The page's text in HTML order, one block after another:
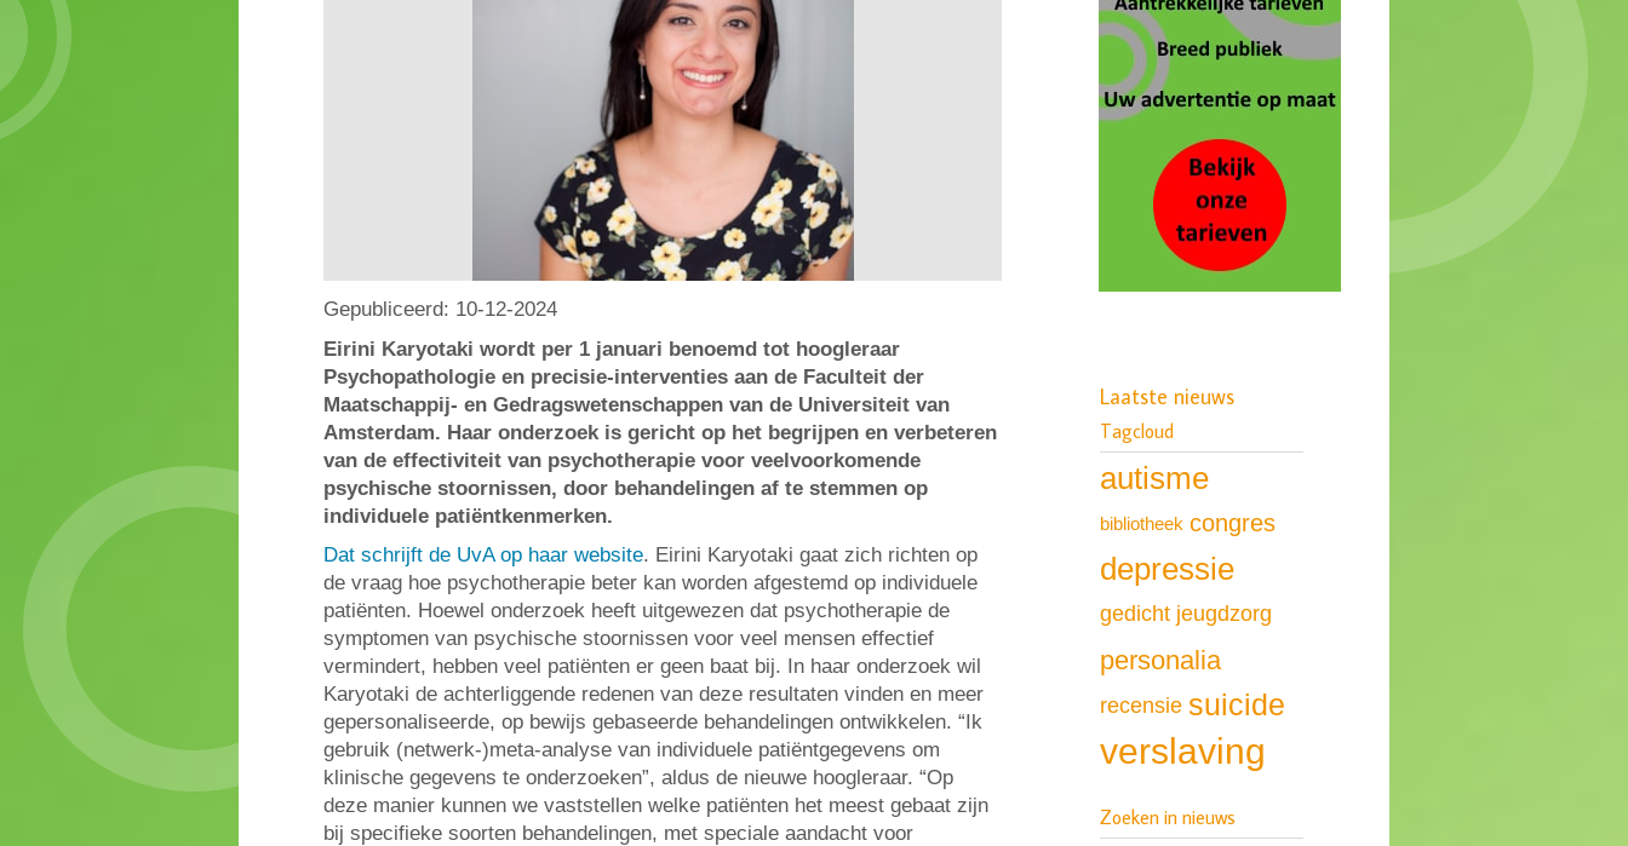
Gepubliceerd: 10-12-2024
Eirini Karyotaki wordt per 1 januari benoemd tot hoogleraar
Psychopathologie en precisie-interventies aan de Faculteit der
Maatschappij- en Gedragswetenschappen van de Universiteit van
Amsterdam. Haar onderzoek is gericht op het begrijpen en verbeteren
van de effectiviteit van psychotherapie voor veelvoorkomende
psychische stoornissen, door behandelingen af te stemmen op
individuele patiëntkenmerken.
Dat schrijft de UvA op haar website. Eirini Karyotaki gaat zich richten op
de vraag hoe psychotherapie beter kan worden afgestemd op individuele
patiënten. Hoewel onderzoek heeft uitgewezen dat psychotherapie de
symptomen van psychische stoornissen voor veel mensen effectief
vermindert, hebben veel patiënten er geen baat bij. In haar onderzoek wil
Karyotaki de achterliggende redenen van deze resultaten vinden en meer
gepersonaliseerde, op bewijs gebaseerde behandelingen ontwikkelen. “Ik
gebruik (netwerk-)meta-analyse van individuele patiëntgegevens om
klinische gegevens te onderzoeken”, aldus de nieuwe hoogleraar. “Op
deze manier kunnen we vaststellen welke patiënten het meest gebaat zijn
bij specifieke soorten behandelingen, met speciale aandacht voor
Laatste nieuws
Tagcloud
autisme
bibliotheek congres
depressie
gedicht jeugdzorg
personalia
recensie suicide
verslaving
Zoeken in nieuws